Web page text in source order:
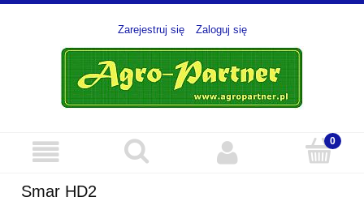
Zarejestruj się Zaloguj się
Smar HD2